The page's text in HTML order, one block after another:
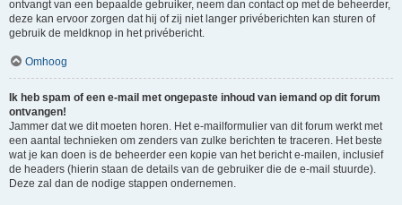
ontvangt van een bepaalde gebruiker, neem dan contact op met de beheerder,
deze kan ervoor zorgen dat hij of zij niet langer privéberichten kan sturen of
gebruik de meldknop in het privébericht.
Omhoog
Ik heb spam of een e-mail met ongepaste inhoud van iemand op dit forum
ontvangen!
Jammer dat we dit moeten horen. Het e-mailformulier van dit forum werkt met
een aantal technieken om zenders van zulke berichten te traceren. Het beste
wat je kan doen is de beheerder een kopie van het bericht e-mailen, inclusief
de headers (hierin staan de details van de gebruiker die de e-mail stuurde).
Deze zal dan de nodige stappen ondernemen.